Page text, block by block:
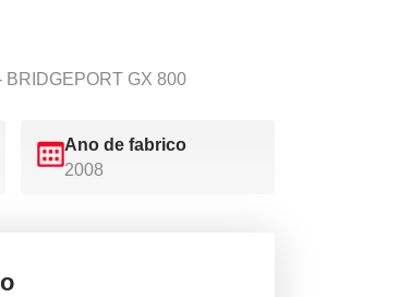
BRIDGEPORT GX 800
Ano de fabrico
2008